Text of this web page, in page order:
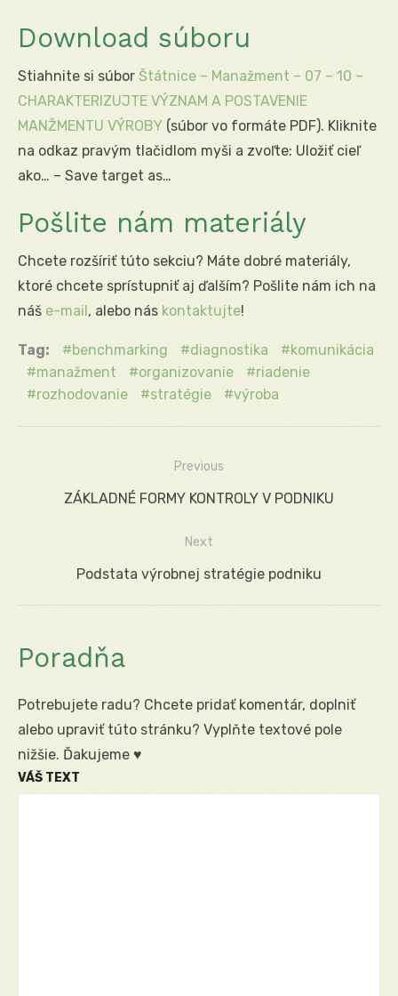
Download súboru
Stiahnite si súbor Štátnice – Manažment – 07 – 10 –
CHARAKTERIZUJTE VÝZNAM A POSTAVENIE
MANŽMENTU VÝROBY (súbor vo formáte PDF). Kliknite
na odkaz pravým tlačidlom myši a zvoľte: Uložiť cieľ
ako… – Save target as…
Pošlite nám materiály
Chcete rozšíriť túto sekciu? Máte dobré materiály,
ktoré chcete sprístupniť aj ďalším? Pošlite nám ich na
náš e-mail, alebo nás kontaktujte!
Tag: benchmarking diagnostika
komunikácia
manažment
organizovanie
riadenie
rozhodovanie
stratégie výroba
Navigácia
Previous
Previous
ZÁKLADNÉ FORMY KONTROLY V PODNIKU
Next
Next
Podstata výrobnej stratégie podniku
Poradňa
Potrebujete radu? Chcete pridať komentár, doplniť
alebo upraviť túto stránku? Vyplňte textové pole
nižšie. Ďakujeme ♥
VÁŠ TEXT